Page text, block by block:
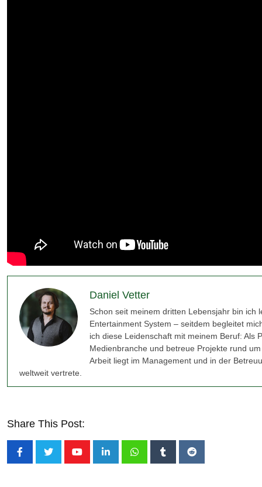
Daniel Vetter
Schon seit meinem dritten Lebensjahr bin ich
Entertainment System – seitdem begleitet
ich diese Leidenschaft mit meinem Beruf: Als
Medienbranche und betreue Projekte rund
Arbeit liegt im Management und in der
weltweit vertrete.
Share This Post: